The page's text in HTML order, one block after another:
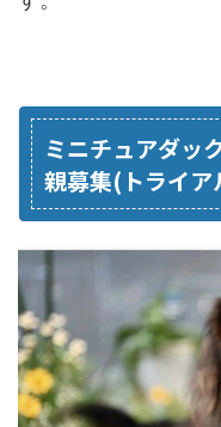
ミニチュアダッ
親募集(トライア